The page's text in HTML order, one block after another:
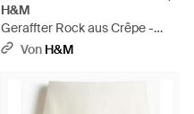
H&M
Geraffter Rock aus Crêpe -
PinkVon H&M